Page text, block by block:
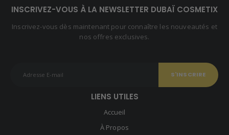
INSCRIVEZ-VOUS À LA NEWSLETTER DUBAÏ COSMETIX
Inscrivez-vous dès maintenant pour connaître les nouveautés et
nos offres exclusives.
LIENS UTILES
Accueil
À Propos